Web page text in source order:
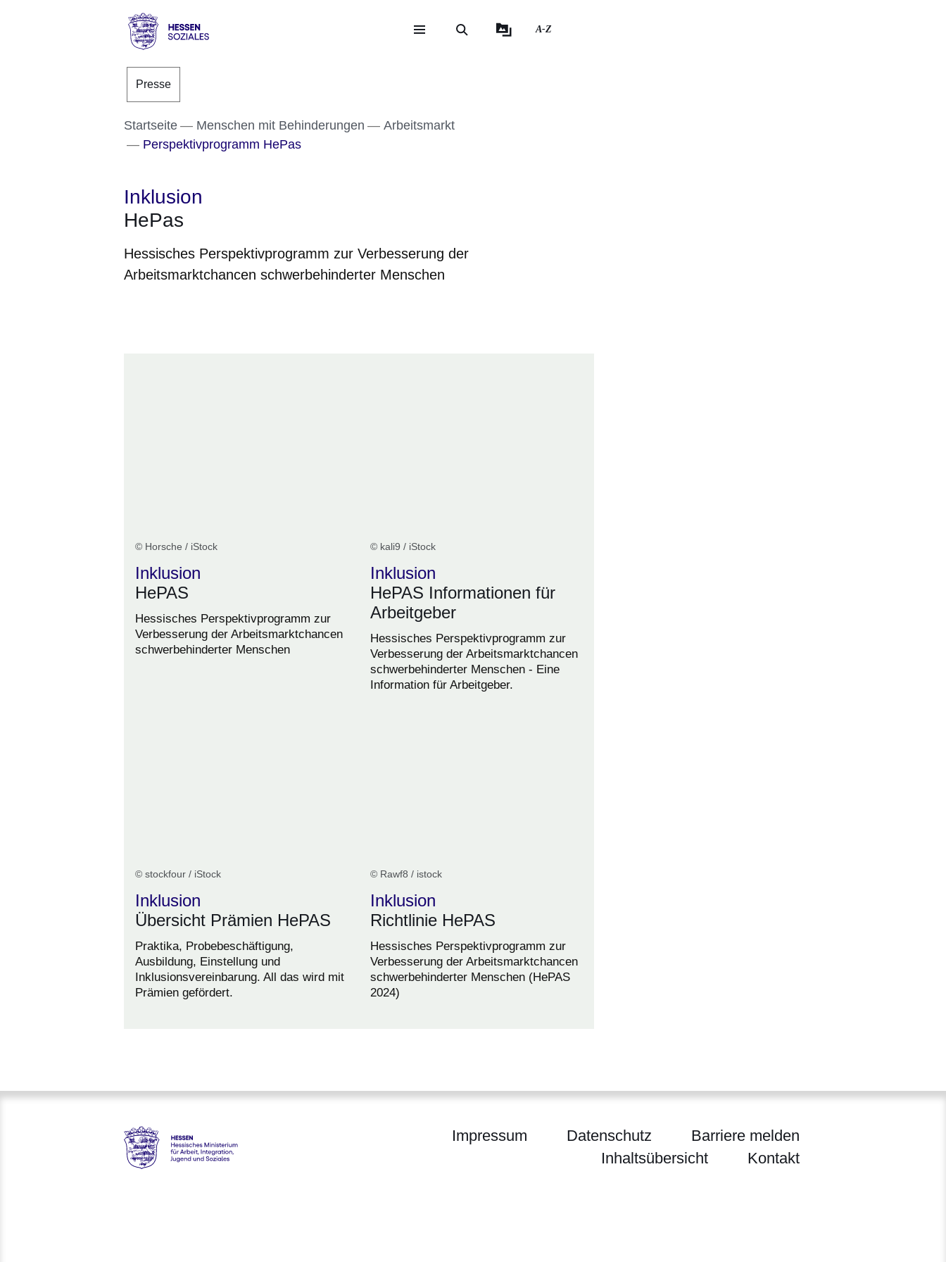
Direkt zum Kopf der Seite
Direkt zum Inhalt
Direkt zum Fuß der Seite
Sozial
A-Z
Presse
Startseite Menschen mit Behinderungen
Arbeitsmarkt
Perspektivprogramm HePas
Inklusion
HePas
Hessisches Perspektivprogramm zur Verbesserung der
Arbeitsmarktchancen schwerbehinderter Menschen
© Horsche / iStock
Inklusion
HePAS
Hessisches Perspektivprogramm zur
Verbesserung der Arbeitsmarktchancen
schwerbehinderter Menschen
© kali9 / iStock
Inklusion
HePAS Informationen für
Arbeitgeber
Hessisches Perspektivprogramm zur
Verbesserung der Arbeitsmarktchancen
schwerbehinderter Menschen - Eine
Information für Arbeitgeber.
© stockfour / iStock
Inklusion
Übersicht Prämien HePAS
Praktika, Probebeschäftigung,
Ausbildung, Einstellung und
Inklusionsvereinbarung. All das wird mit
Prämien gefördert.
© Rawf8 / istock
Inklusion
Richtlinie HePAS
Hessisches Perspektivprogramm zur
Verbesserung der Arbeitsmarktchancen
schwerbehinderter Menschen (HePAS
2024)
Impressum Datenschutz
Barriere melden
Inhaltsübersicht
Kontakt